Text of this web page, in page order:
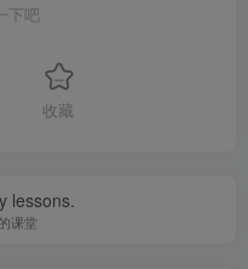
下吧
收藏
lessons.
课堂